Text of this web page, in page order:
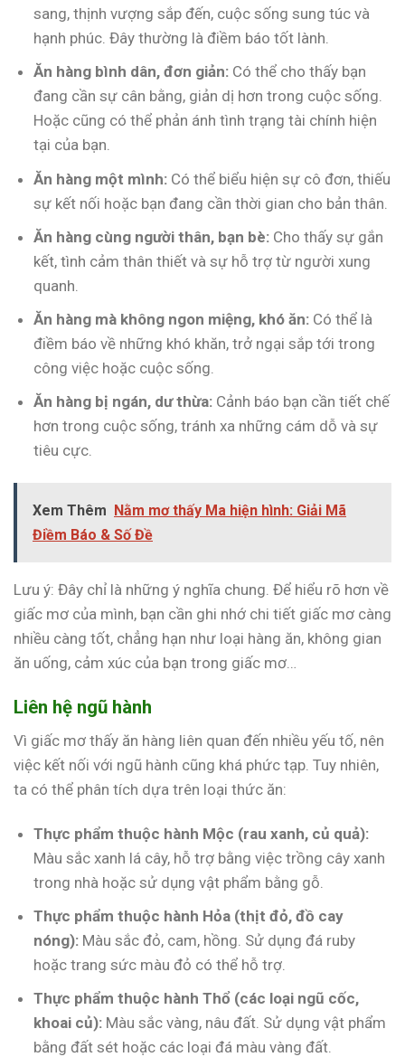
sang, thịnh vượng sắp đến, cuộc sống sung túc và
hạnh phúc. Đây thường là điềm báo tốt lành.
Ăn hàng bình dân, đơn giản: Có thể cho thấy bạn
đang cần sự cân bằng, giản dị hơn trong cuộc sống.
Hoặc cũng có thể phản ánh tình trạng tài chính hiện
tại của bạn.
Ăn hàng một mình: Có thể biểu hiện sự cô đơn, thiếu
sự kết nối hoặc bạn đang cần thời gian cho bản thân.
Ăn hàng cùng người thân, bạn bè: Cho thấy sự gắn
kết, tình cảm thân thiết và sự hỗ trợ từ người xung
quanh.
Ăn hàng mà không ngon miệng, khó ăn: Có thể là
điềm báo về những khó khăn, trở ngại sắp tới trong
công việc hoặc cuộc sống.
Ăn hàng bị ngán, dư thừa: Cảnh báo bạn cần tiết chế
hơn trong cuộc sống, tránh xa những cám dỗ và sự
tiêu cực.
Xem Thêm
Nằm mơ thấy Ma hiện hình: Giải Mã
Điềm Báo & Số Đề
Lưu ý: Đây chỉ là những ý nghĩa chung. Để hiểu rõ hơn về
giấc mơ của mình, bạn cần ghi nhớ chi tiết giấc mơ càng
nhiều càng tốt, chẳng hạn như loại hàng ăn, không gian
ăn uống, cảm xúc của bạn trong giấc mơ…
Liên hệ ngũ hành
Vì giấc mơ thấy ăn hàng liên quan đến nhiều yếu tố, nên
việc kết nối với ngũ hành cũng khá phức tạp. Tuy nhiên,
ta có thể phân tích dựa trên loại thức ăn:
Thực phẩm thuộc hành Mộc (rau xanh, củ quả):
Màu sắc xanh lá cây, hỗ trợ bằng việc trồng cây xanh
trong nhà hoặc sử dụng vật phẩm bằng gỗ.
Thực phẩm thuộc hành Hỏa (thịt đỏ, đồ cay
nóng): Màu sắc đỏ, cam, hồng. Sử dụng đá ruby
hoặc trang sức màu đỏ có thể hỗ trợ.
Thực phẩm thuộc hành Thổ (các loại ngũ cốc,
khoai củ): Màu sắc vàng, nâu đất. Sử dụng vật phẩm
bằng đất sét hoặc các loại đá màu vàng đất.